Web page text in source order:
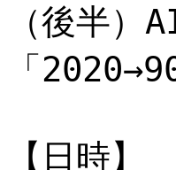
（後半）
「
【日時】